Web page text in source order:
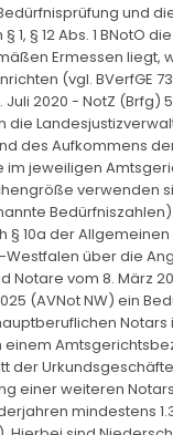
und
1, § 12 Abs. 1 BNotO
Ermessen liegt,
(vgl. BVerfGE
2020 - NotZ (Brfg)
die
des Aufkommens
im jeweiligen
verwenden
§ 10a der
Westfalen über die
Notare vom 8. März
(AVNot NW) ein
Notars
der
einer weiteren
mindestens